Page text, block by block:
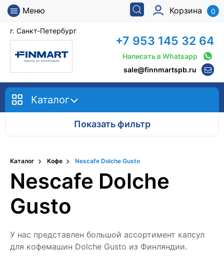
Меню
г. Санкт-Петербург
Корзина 0
+7 953 145 32 64
Написать в Whatsapp
sale@finnmartspb.ru
Каталог
Показать фильтр
Каталог Кофе Nescafe Dolche Gusto
Nescafe Dolche
Gusto
У нас представлен большой ассортимент капсул
для кофемашин Dolche Gusto из Финляндии.